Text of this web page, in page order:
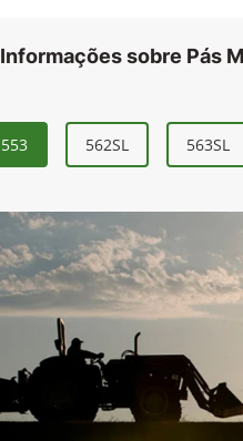
Informações sobre Pás
553 562SL 563SL